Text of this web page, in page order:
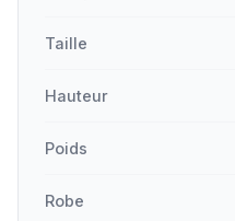
Taille
Hauteur
Poids
Robe